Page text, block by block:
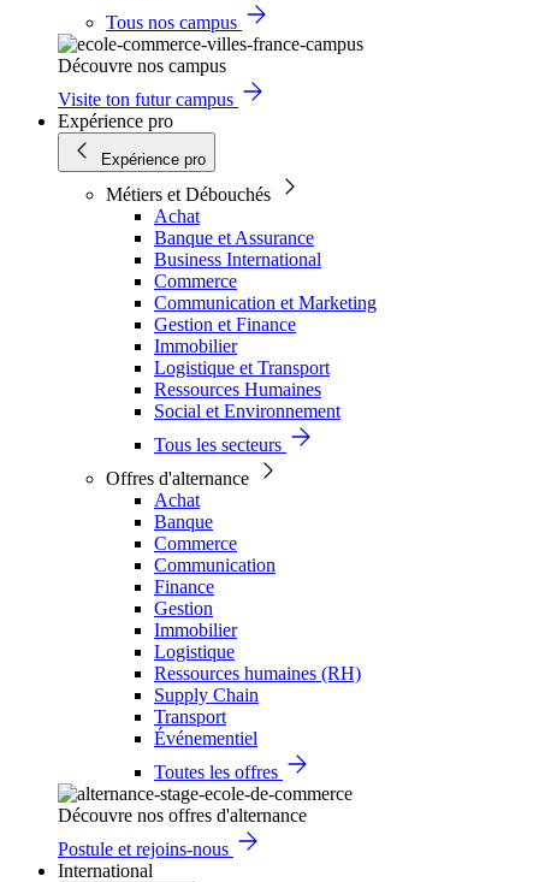
Tous nos campus
Découvre nos campus
Visite ton futur campus
Expérience pro
Expérience pro
Métiers et Débouchés
Achat
Banque et Assurance
Business International
Commerce
Communication et Marketing
Gestion et Finance
Immobilier
Logistique et Transport
Ressources Humaines
Social et Environnement
Tous les secteurs
Offres d'alternance
Achat
Banque
Commerce
Communication
Finance
Gestion
Immobilier
Logistique
Ressources humaines (RH)
Supply Chain
Transport
Événementiel
Toutes les offres
Découvre nos offres d'alternance
Postule et rejoins-nous
International